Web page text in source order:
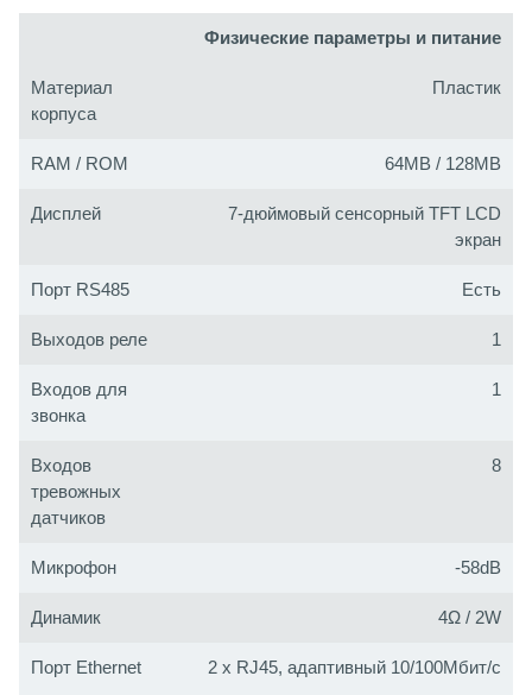
Физические параметры и питание
Материал
корпуса
Пластик
RAM / ROM 64MB / 128MB
Дисплей
7-дюймовый сенсорный TFT LCD
экран
Порт RS485 Есть
Выходов реле 1
Входов для
звонка
1
Входов
тревожных
датчиков
8
Микрофон -58dB
Динамик 4Ω / 2W
Порт Ethernet 2 x RJ45, адаптивный 10/100Мбит/с